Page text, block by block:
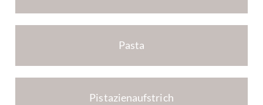
Pasta
Pistazienaufstrich